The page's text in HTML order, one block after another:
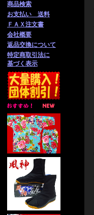
商品検索
お支払い 送料
ＦＡＸ注文書
会社概要
返品交換について
特定商取引法に
基づく表示